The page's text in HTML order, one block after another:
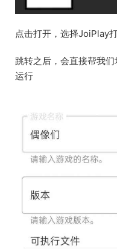
点击打开，选择JoiPlay
跳转之后，会直接帮我
运行